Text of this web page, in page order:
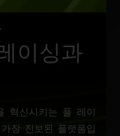
이싱과
혁신시키는 풀 레이
장 진보된 플랫폼입